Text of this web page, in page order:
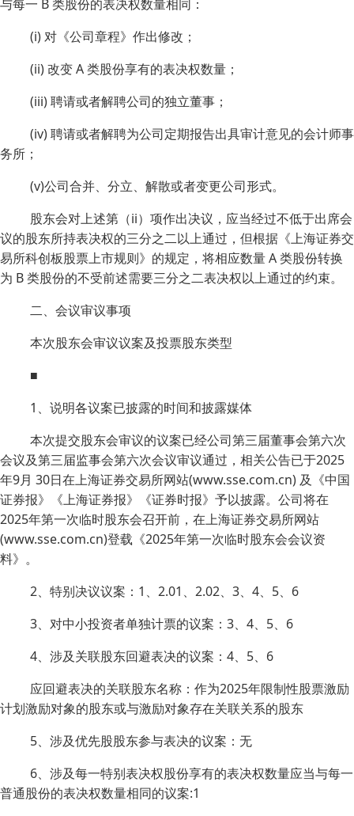
与每一 B 类股份的表决权数量相同：
(i) 对《公司章程》作出修改；
(ii) 改变 A 类股份享有的表决权数量；
(iii) 聘请或者解聘公司的独立董事；
(iv) 聘请或者解聘为公司定期报告出具审计意见的会计师事
务所；
(v)公司合并、分立、解散或者变更公司形式。
股东会对上述第（ii）项作出决议，应当经过不低于出席会
议的股东所持表决权的三分之二以上通过，但根据《上海证券交
易所科创板股票上市规则》的规定，将相应数量 A 类股份转换
为 B 类股份的不受前述需要三分之二表决权以上通过的约束。
二、会议审议事项
本次股东会审议议案及投票股东类型
■
1、说明各议案已披露的时间和披露媒体
本次提交股东会审议的议案已经公司第三届董事会第六次
会议及第三届监事会第六次会议审议通过，相关公告已于2025
年9月 30日在上海证券交易所网站(www.sse.com.cn) 及《中国
证券报》《上海证券报》《证券时报》予以披露。公司将在
2025年第一次临时股东会召开前，在上海证券交易所网站
(www.sse.com.cn)登载《2025年第一次临时股东会会议资
料》。
2、特别决议议案：1、2.01、2.02、3、4、5、6
3、对中小投资者单独计票的议案：3、4、5、6
4、涉及关联股东回避表决的议案：4、5、6
应回避表决的关联股东名称：作为2025年限制性股票激励
计划激励对象的股东或与激励对象存在关联关系的股东
5、涉及优先股股东参与表决的议案：无
6、涉及每一特别表决权股份享有的表决权数量应当与每一
普通股份的表决权数量相同的议案:1